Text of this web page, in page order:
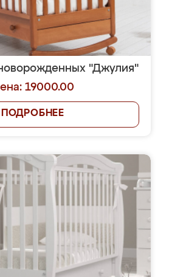
"Джулия"
19000.00
ПОДРОБНЕЕ